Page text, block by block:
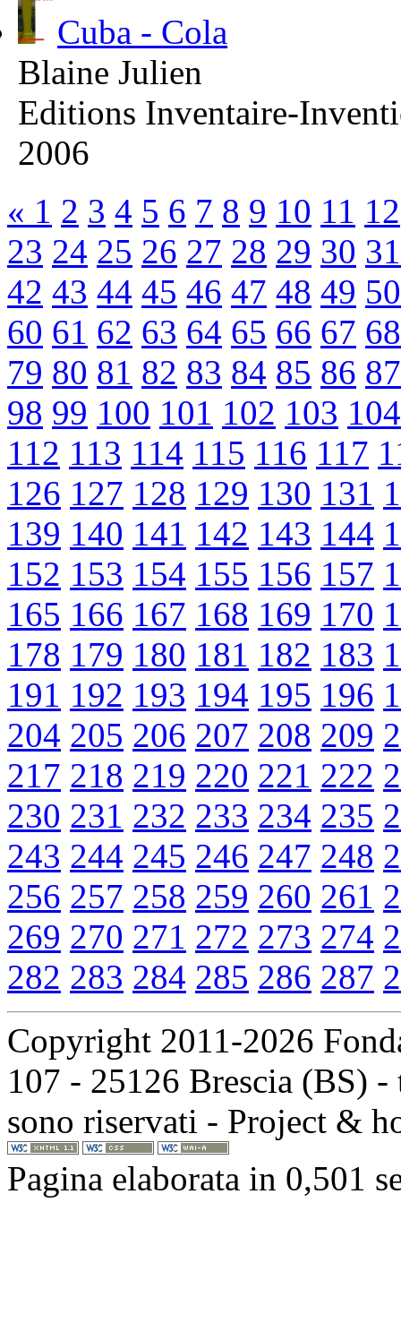
Cuba - Cola
Blaine Julien
Editions Inventaire-
2006
« 1 2 3 4 5 6 7 8 9 10 11 12
23 24 25 26 27 28 29 30 31
42 43 44 45 46 47 48 49 50
60 61 62 63 64 65 66 67 68
79 80 81 82 83 84 85 86 87
98 99 100 101 102 103 104
112 113 114 115 116 117
126 127 128 129 130 131
139 140 141 142 143 144
152 153 154 155 156 157
165 166 167 168 169 170
178 179 180 181 182 183
191 192 193 194 195 196
204 205 206 207 208 209
217 218 219 220 221 222
230 231 232 233 234 235
243 244 245 246 247 248
256 257 258 259 260 261
269 270 271 272 273 274
282 283 284 285 286 287
Copyright 2011-2026
107 - 25126 Brescia (BS)
sono riservati - Project &
Pagina elaborata in 0,501